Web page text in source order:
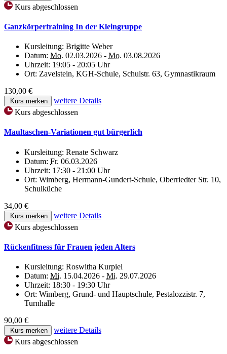
Kurs abgeschlossen
Ganzkörpertraining In der Kleingruppe
Kursleitung: Brigitte Weber
Datum: Mo. 02.03.2026 - Mo. 03.08.2026
Uhrzeit: 19:05 - 20:05 Uhr
Ort: Zavelstein, KGH-Schule, Schulstr. 63, Gymnastikraum
130,00 €
Kurs merken
weitere Details
Kurs abgeschlossen
Maultaschen-Variationen gut bürgerlich
Kursleitung: Renate Schwarz
Datum: Fr. 06.03.2026
Uhrzeit: 17:30 - 21:00 Uhr
Ort: Wimberg, Hermann-Gundert-Schule, Oberriedter Str. 10,
Schulküche
34,00 €
Kurs merken
weitere Details
Kurs abgeschlossen
Rückenfitness für Frauen jeden Alters
Kursleitung: Roswitha Kurpiel
Datum: Mi. 15.04.2026 - Mi. 29.07.2026
Uhrzeit: 18:30 - 19:30 Uhr
Ort: Wimberg, Grund- und Hauptschule, Pestalozzistr. 7,
Turnhalle
90,00 €
Kurs merken
weitere Details
Kurs abgeschlossen